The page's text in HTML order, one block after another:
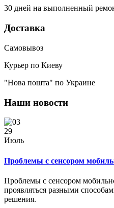
30 дней на выполненный
Доставка
Самовывоз
Курьер по Киеву
"Нова пошта" по Украине
Наши новости
29
Июль
Проблемы с сенсором
Проблемы с сенсором
проявляться разными
решения.